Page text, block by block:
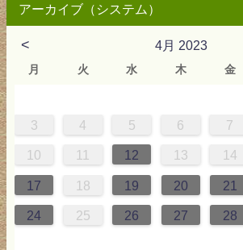
アーカイブ（システム）
< 4月 2023
月 火 水 木 金
3 4 5 6 7
10 11 12 13 14
17 18 19 20 21
24 25 26 27 28